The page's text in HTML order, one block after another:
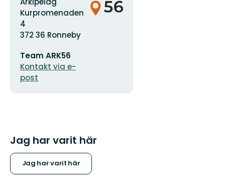
Kurpromenaden
4
372 36 Ronneby
postadress
Team ARK56
Kontakt via e-
post
Jag har varit här
Jag har varit här